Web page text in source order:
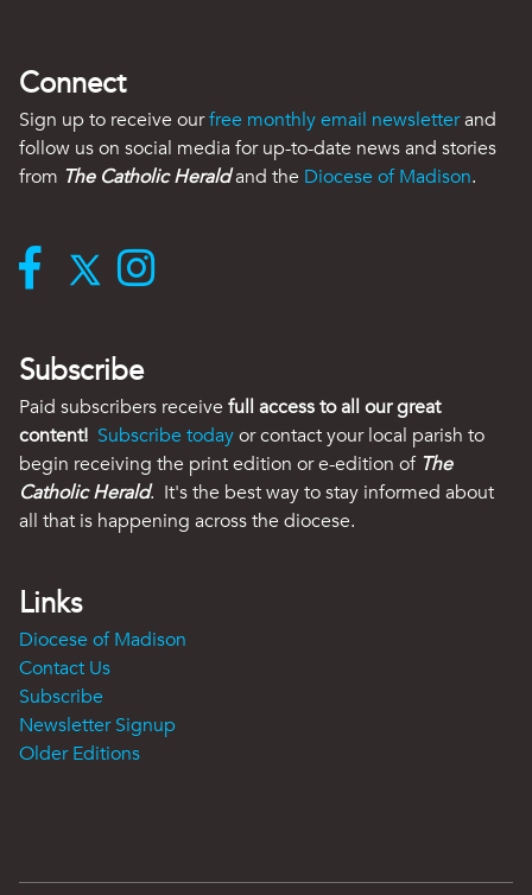
Connect
Sign up to receive ourfree monthly email newsletterand
follow us on social media for up-to-date news and stories
from The Catholic Heraldand the Diocese of Madison.
Subscribe
Paid subscribers receive full access to all our great
content! Subscribe todayor contact your local parish to
begin receiving the print edition or e-edition of The
Catholic Herald. It's the best way to stay informed about
all that is happening across the diocese.
Links
Diocese of Madison
Contact Us
Subscribe
Newsletter Signup
Older Editions